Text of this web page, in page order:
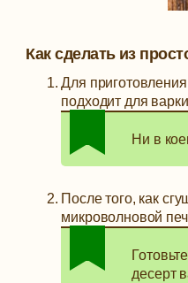
Как сделать из
Для
подходит для
Ни в
После того, как
микроволновой
десерт